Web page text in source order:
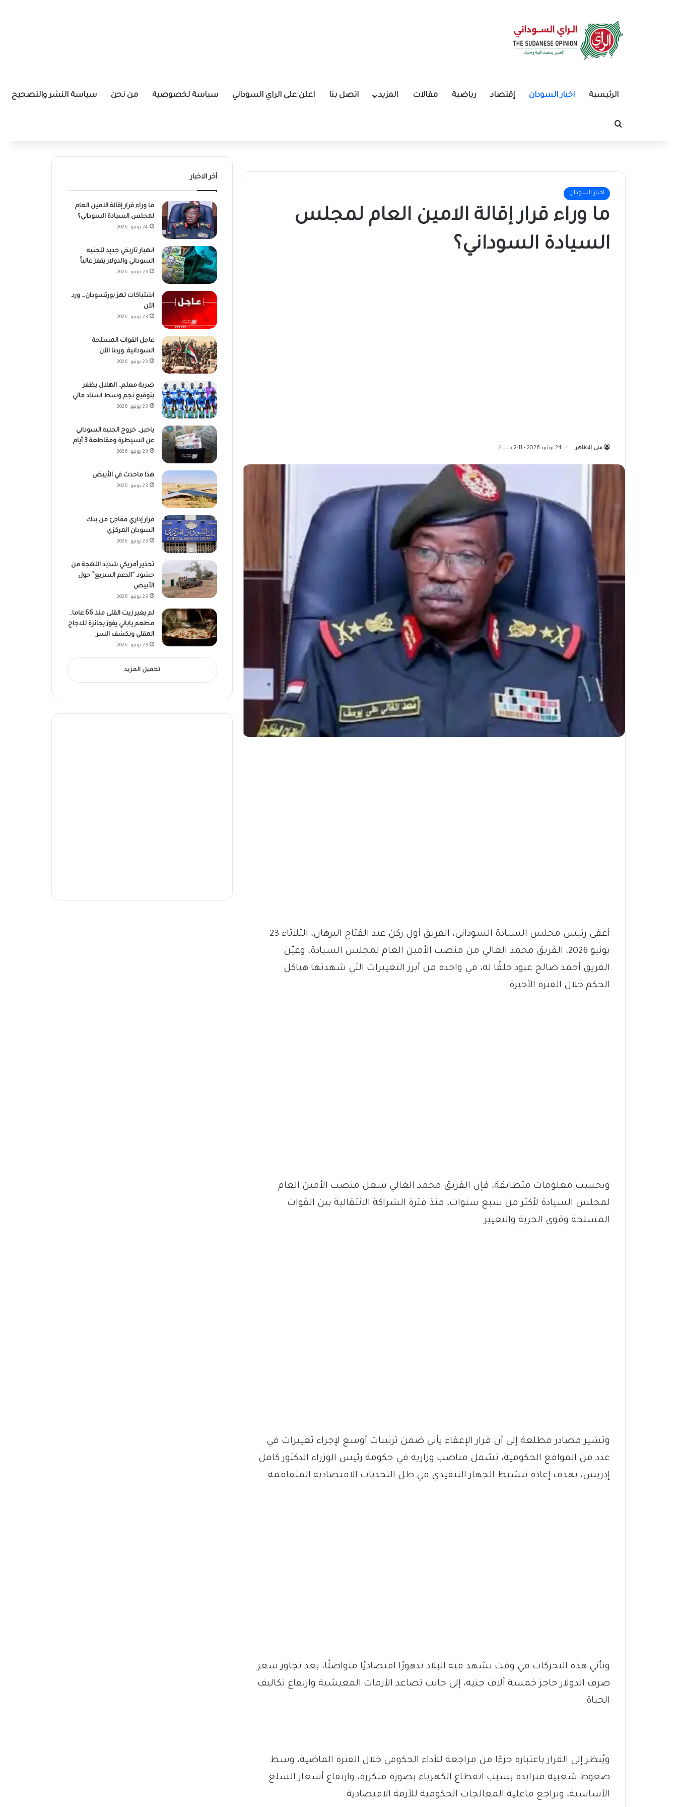
الرئيسية اخبار السودان إقتصاد رياضية مقالات المزيد اتصل بنا اعلن على الراي السوداني سياسة لخصوصية من نحن سياسة النشر والتصحيح
بحث عن
اخبار السودان
ما وراء قرار إقالة الامين العام لمجلس
السيادة السوداني؟
منى الطاهر 24 يونيو 2026 - 2:11 مساءً
أعفى رئيس مجلس السيادة السوداني، الفريق أول ركن عبد الفتاح البرهان، الثلاثاء 23
يونيو 2026، الفريق محمد الغالي من منصب الأمين العام لمجلس السيادة، وعيّن
الفريق أحمد صالح عبود خلفًا له، في واحدة من أبرز التغييرات التي شهدتها هياكل
الحكم خلال الفترة الأخيرة.
وبحسب معلومات متطابقة، فإن الفريق محمد الغالي شغل منصب الأمين العام
لمجلس السيادة لأكثر من سبع سنوات، منذ فترة الشراكة الانتقالية بين القوات
المسلحة وقوى الحرية والتغيير.
وتشير مصادر مطلعة إلى أن قرار الإعفاء يأتي ضمن ترتيبات أوسع لإجراء تغييرات في
عدد من المواقع الحكومية، تشمل مناصب وزارية في حكومة رئيس الوزراء الدكتور كامل
إدريس، بهدف إعادة تنشيط الجهاز التنفيذي في ظل التحديات الاقتصادية المتفاقمة.
وتأتي هذه التحركات في وقت تشهد فيه البلاد تدهورًا اقتصاديًا متواصلًا، بعد تجاوز سعر
صرف الدولار حاجز خمسة آلاف جنيه، إلى جانب تصاعد الأزمات المعيشية وارتفاع تكاليف
الحياة.
ويُنظر إلى القرار باعتباره جزءًا من مراجعة للأداء الحكومي خلال الفترة الماضية، وسط
ضغوط شعبية متزايدة بسبب انقطاع الكهرباء بصورة متكررة، وارتفاع أسعار السلع
الأساسية، وتراجع فاعلية المعالجات الحكومية للأزمة الاقتصادية.
أخر الاخبار
ما وراء قرار إقالة الامين العام
لمجلس السيادة السوداني؟
24 يونيو، 2026
انهيار تاريخي جديد للجنيه
السوداني والدولار يقفز عالياً
23 يونيو، 2026
اشتباكات تهز بورتسودان… ورد
الآن
23 يونيو، 2026
عاجل القوات المسلحة
السودانية..وردنا الآن
23 يونيو، 2026
ضربة معلم.. الهلال يظفر
بتوقيع نجم وسط استاد مالي
23 يونيو، 2026
ياخبر… خروج الجنيه السوداني
عن السيطرة ومقاطعة 3 أيام
23 يونيو، 2026
هذا ماحدث في الأبيض
23 يونيو، 2026
قرار إداري مفاجئ من بنك
السودان المركزي
23 يونيو، 2026
تحذير أمريكي شديد اللهجة من
حشود “الدعم السريع” حول
الأبيض
23 يونيو، 2026
لم يغير زيت القلى منذ 66 عاما..
مطعم ياباني يفوز بجائزة للدجاج
المقلي ويكشف السر
23 يونيو، 2026
تحميل المزيد